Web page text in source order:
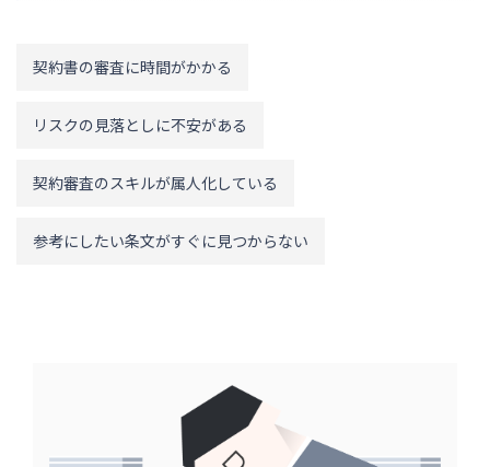
契約書の審査に時間がかかる
リスクの見落としに不安がある
契約審査のスキルが属人化している
参考にしたい条文がすぐに見つからない